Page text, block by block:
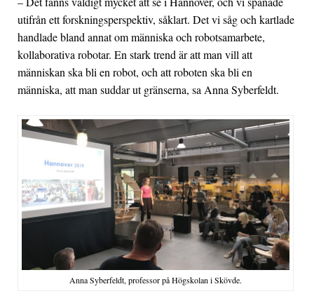
utifrån ett forskningsperspektiv, såklart. Det vi såg och kartlade
handlade bland annat om människa och robotsamarbete,
kollaborativa robotar. En stark trend är att man vill att
människan ska bli en robot, och att roboten ska bli en
människa, att man suddar ut gränserna, sa Anna Syberfeldt.
Anna Syberfeldt, professor på Högskolan i Skövde.